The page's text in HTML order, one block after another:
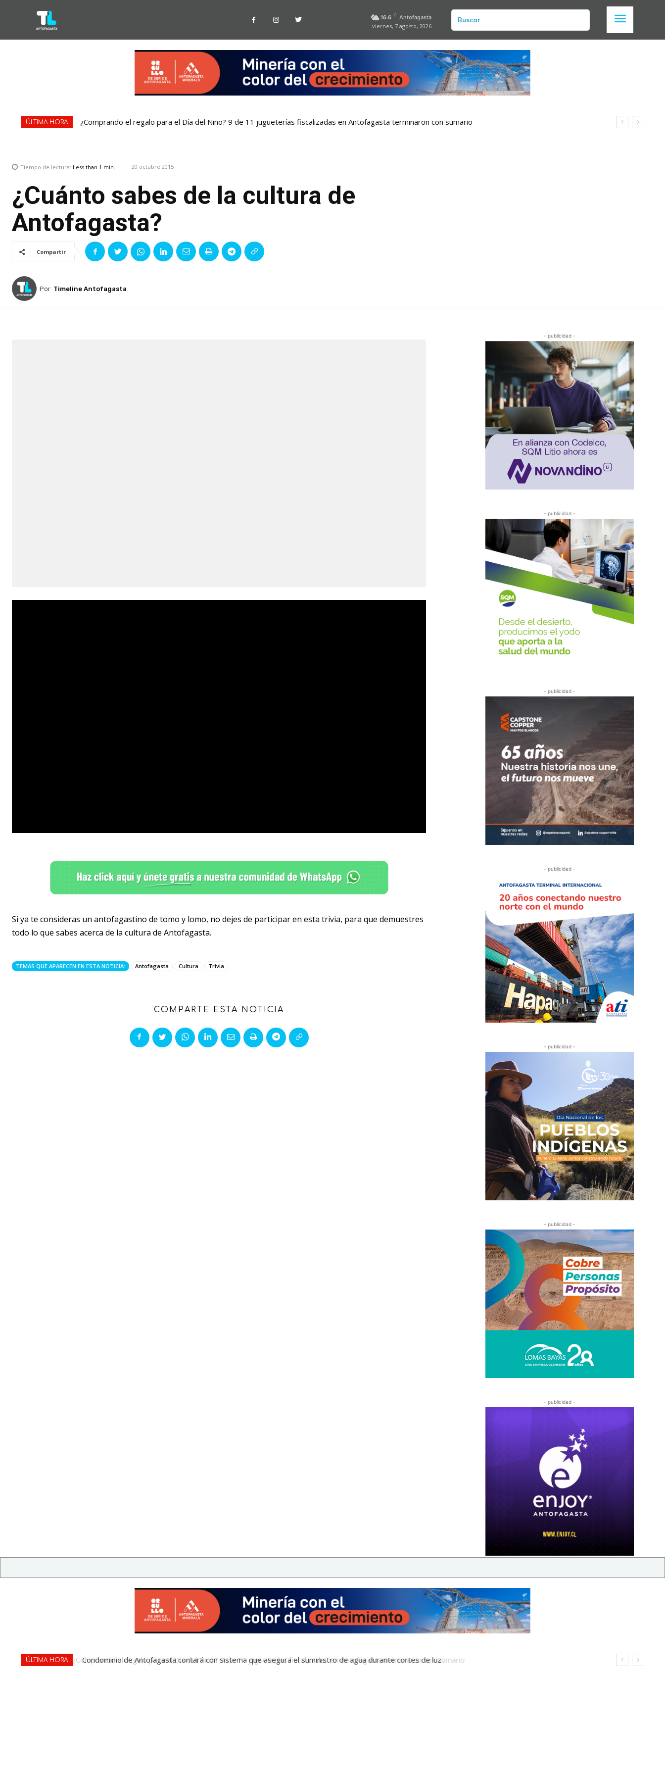
16.6 C Antofagasta
viernes, 7 agosto, 2026
Buscar
ÚLTIMA HORA ¿Comprando el regalo para el Día del Niño? 9 de 11 jugueterías fiscalizadas en Antofagasta terminaron con sumario
Tiempo de lectura: Less than 1 min. 20 octubre 2015
¿Cuánto sabes de la cultura de
Antofagasta?
Compartir
Por Timeline Antofagasta
Si ya te consideras un antofagastino de tomo y lomo, no dejes de participar en esta trivia, para que demuestres
todo lo que sabes acerca de la cultura de Antofagasta.
TEMAS QUE APARECEN EN ESTA NOTICIA: Antofagasta Cultura Trivia
COMPARTE ESTA NOTICIA
- publicidad -
- publicidad -
- publicidad -
- publicidad -
- publicidad -
- publicidad -
- publicidad -